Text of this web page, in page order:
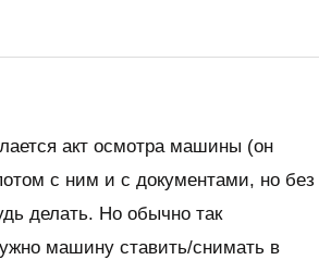
акт осмотра машины (он
с ним и с документами, но без
делать. Но обычно так
машину ставить/снимать в